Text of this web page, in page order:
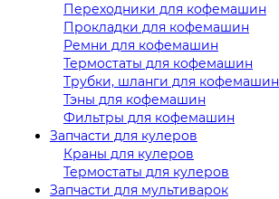
Переходники для кофемашин
Прокладки для кофемашин
Ремни для кофемашин
Термостаты для кофемашин
Трубки, шланги для кофемашин
Тэны для кофемашин
Фильтры для кофемашин
Запчасти для кулеров
Краны для кулеров
Термостаты для кулеров
Запчасти для мультиварок